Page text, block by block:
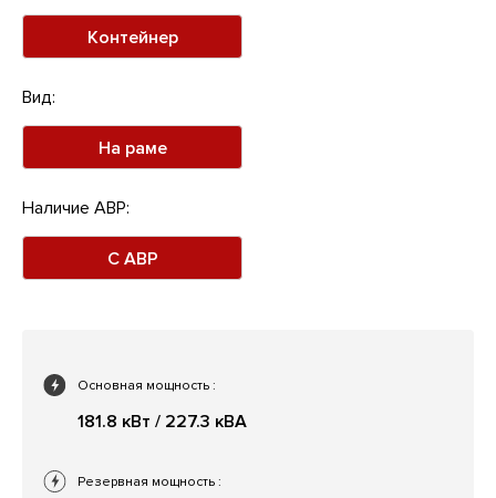
Контейнер
Вид:
На раме
Наличие АВР:
С АВР
Основная мощность :
181.8 кВт / 227.3 кВА
Резервная мощность :